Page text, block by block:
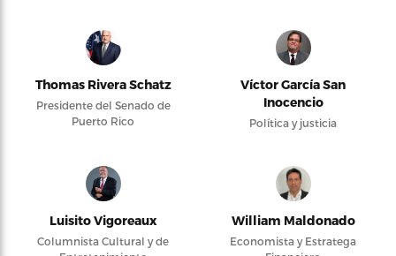
Thomas Rivera Schatz
Presidente del Senado de
Puerto Rico
Víctor García San
Inocencio
Política y justicia
Luisito Vigoreaux
Columnista Cultural y de
William Maldonado
Economista y Estratega